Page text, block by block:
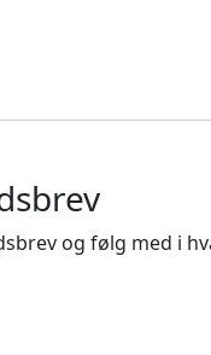
og følg med i